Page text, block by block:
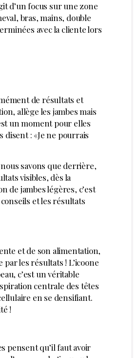
d’un focus sur une zone
bras, mains, double
avec la cliente lors
de résultats et
allège les jambes mais
un moment pour elles
: «Je ne pourrais
savons que derrière,
visibles, dès la
de jambes légères, c’est
et les résultats
et de son alimentation,
les résultats ! L’icoone
c’est un véritable
centrale des têtes
en se densifiant.
!
pensent qu’il faut avoir